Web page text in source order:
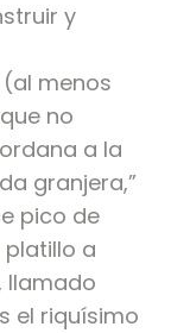
y
menos
no
a la
granjera,”
pico de
a
llamado
el riquísimo